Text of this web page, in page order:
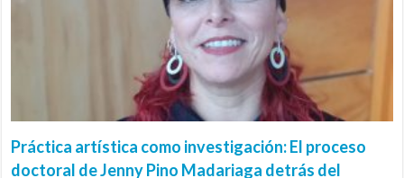
Práctica artística como investigación: El proceso
doctoral de Jenny Pino Madariaga detrás del